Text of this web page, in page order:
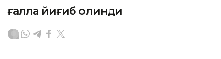
ғалла йиғиб олинди